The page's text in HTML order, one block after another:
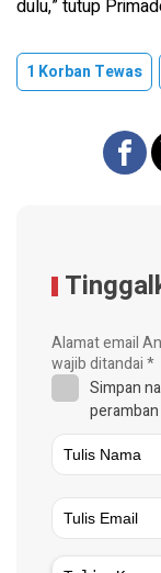
dulu,” tutup
1 Korban Tewas
Alamat email
wajib ditandai*
Simpan